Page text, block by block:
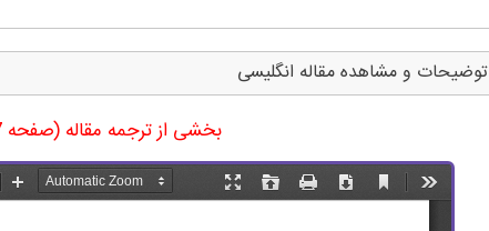
توضیحات و مشاهده مقاله انگلیسی
بخشی از ترجمه مقاله (صفحه 17 فایل ورد ترجمه)